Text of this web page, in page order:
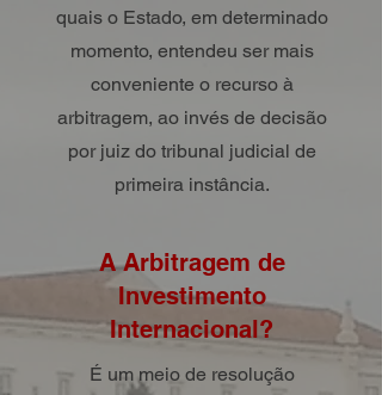
quais o Estado, em determinado
momento, entendeu ser mais
conveniente o recurso à
arbitragem, ao invés de decisão
por juiz do tribunal judicial de
primeira instância.
A Arbitragem de
Investimento
Internacional?
É um meio de resolução